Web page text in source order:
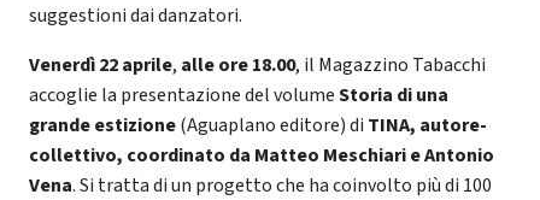
suggestioni dai danzatori.
Venerdì 22 aprile, alle ore 18.00, il Magazzino Tabacchi
accoglie la presentazione del volumeStoria di una
grande estizione(Aguaplano editore) di TINA, autore-
collettivo, coordinato da Matteo Meschiari e Antonio
Vena. Si tratta di un progetto che ha coinvolto più di 100